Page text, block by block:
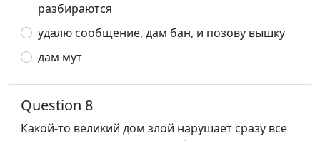
разбираются
удалю сообщение, дам бан, и позову вышку
дам мут
Question 8
Какой-то великий дом злой нарушает сразу все